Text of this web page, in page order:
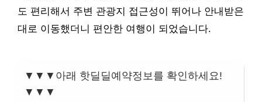
도 편리해서 주변 관광지 접근성이 뛰어나 안내받은
대로 이동했더니 편안한 여행이 되었습니다.
▼▼▼아래 핫딜딜예약정보를 확인하세요!
▼▼▼